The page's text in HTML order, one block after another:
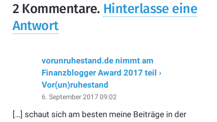
2 Kommentare. Hinterlasse eine
Antwort
vorunruhestand.de nimmt am
Finanzblogger Award 2017 teil ›
Vor(un)ruhestand
6. September 2017 09:02
[…] schaut sich am besten meine Beiträge in der